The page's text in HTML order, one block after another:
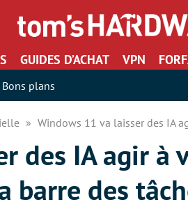
GUIDES D’ACHAT VPN
Bons plans
Windows 11 va laisser des IA
des IA agir à
barre des